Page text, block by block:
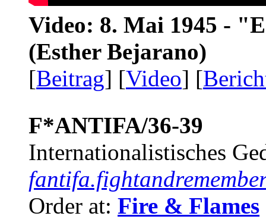
Video: 8. Mai 1945 -
(Esther Bejarano)
[Beitrag] [Video] [
F*ANTIFA/36-39
Internationalistisches
Order at: Fire & Flames